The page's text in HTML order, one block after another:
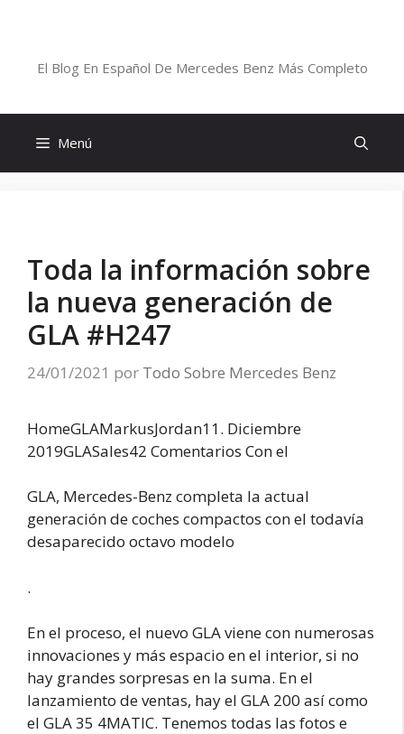
El Blog En Español De Mercedes Benz Más Completo
Menú
Toda la información sobre
la nueva generación de
GLA #H247
24/01/2021 por Todo Sobre Mercedes Benz
HomeGLAMarkusJordan11. Diciembre
2019GLASales42 Comentarios Con el
GLA, Mercedes-Benz completa la actual
generación de coches compactos con el todavía
desaparecido octavo modelo
.
En el proceso, el nuevo GLA viene con numerosas
innovaciones y más espacio en el interior, si no
hay grandes sorpresas en la suma. En el
lanzamiento de ventas, hay el GLA 200 así como
el GLA 35 4MATIC. Tenemos todas las fotos e